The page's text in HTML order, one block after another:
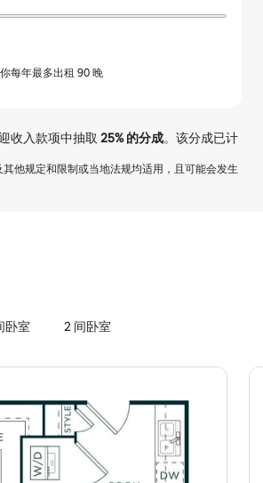
每年最多出租 90 晚
收入款项中抽取 25%的分成。该分成已计
他规定和限制或当地法规均适用，且可能会发生
卧室 2 间卧室